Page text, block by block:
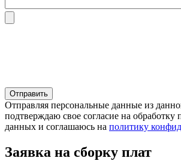
Отправляя персональные данные из
подтверждаю свое согласие на обработку
данных и соглашаюсь на политику
Заявка на сборку плат